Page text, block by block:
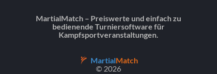
MartialMatch – Preiswerte und einfach zu
bedienende Turniersoftware für
Kampfsportveranstaltungen.
MartialMatch
© 2026